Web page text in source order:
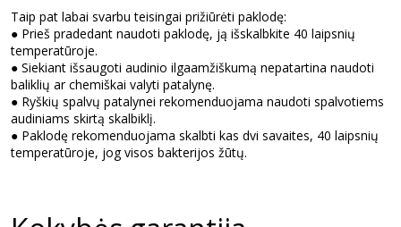
Taip pat labai svarbu teisingai prižiūrėti paklodę:
● Prieš pradedant naudoti paklodę, ją išskalbkite 40 laipsnių
temperatūroje.
● Siekiant išsaugoti audinio ilgaamžiškumą nepatartina naudoti
baliklių ar chemiškai valyti patalynę.
● Ryškių spalvų patalynei rekomenduojama naudoti spalvotiems
audiniams skirtą skalbiklį.
● Paklodę rekomenduojama skalbti kas dvi savaites, 40 laipsnių
temperatūroje, jog visos bakterijos žūtų.